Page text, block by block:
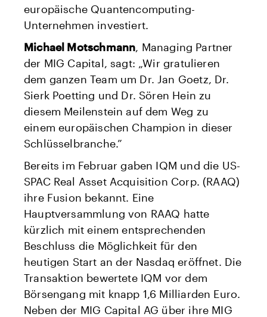
europäische Quantencomputing-
Unternehmen investiert.
Michael Motschmann, Managing Partner
der MIG Capital, sagt: „Wir gratulieren
dem ganzen Team um Dr. Jan Goetz, Dr.
Sierk Poetting und Dr. Sören Hein zu
diesem Meilenstein auf dem Weg zu
einem europäischen Champion in dieser
Schlüsselbranche.”
Bereits im Februar gaben IQM und die US-
SPAC Real Asset Acquisition Corp. (RAAQ)
ihre Fusion bekannt. Eine
Hauptversammlung von RAAQ hatte
kürzlich mit einem entsprechenden
Beschluss die Möglichkeit für den
heutigen Start an der Nasdaq eröffnet. Die
Transaktion bewertete IQM vor dem
Börsengang mit knapp 1,6 Milliarden Euro.
Neben der MIG Capital AG über ihre MIG